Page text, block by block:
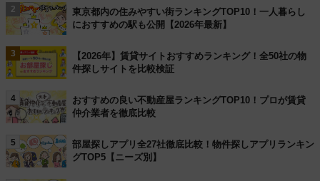
2
東京都内の住みやすい街ランキングTOP10！一人暮らし
におすすめの駅も公開【2026年最新】
3
【2026年】賃貸サイトおすすめランキング！全50社の物
件探しサイトを比較検証
4
おすすめの良い不動産屋ランキングTOP10！プロが賃貸
仲介業者を徹底比較
5
部屋探しアプリ全27社徹底比較！物件探しアプリランキン
グTOP5【ニーズ別】